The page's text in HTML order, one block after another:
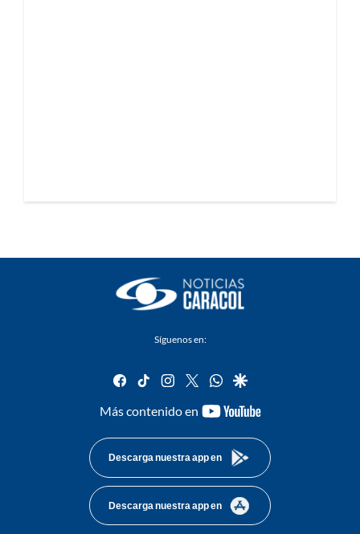
Síguenos en:
facebook
tiktok instagram
twitterwhatsapp
google
Más contenido en
youtube-
Descarga nuestra app en
Descarga nuestra app en